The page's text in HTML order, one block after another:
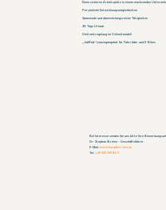
Bei Interesse senden Sie uns bitte Ihre
Dr. Stephan Strelen – Geschäftsführer
E-Mail: bewerbung@strelen.de
Tel: +49 6151 789 83-0
Einen sicheren Arbeitsplatz in einem wachsenden
Persönliche Entwicklungsmöglichkeiten
Spannende und abwechslungsreiche Tätigkeiten
30 Tage Urlaub
Gleitzeitregelung im Vollzeitmodell
„JobRad“ Leasingangebot für Fahrräder und E-Bikes